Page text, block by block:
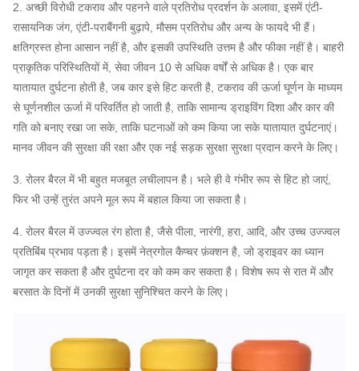
2. अच्छी विरोधी टकराव और पहनने वाले प्रतिरोध प्रदर्शन के अलावा, इसमें एंटी-
रासायनिक जंग, एंटी-पराबैंगनी बुढ़ापे, मौसम प्रतिरोध और अन्य के फायदे भी हैं।
क्षतिग्रस्त होना आसान नहीं है, और इसकी उपस्थिति उत्तम है और फीका नहीं है। बाहरी
प्राकृतिक परिस्थितियों में, सेवा जीवन 10 से अधिक वर्षों से अधिक है। एक बार
यातायात दुर्घटना होती है, जब कार इसे हिट करती है, टकराव की ऊर्जा घूर्णन के माध्यम
से घूर्णनशील ऊर्जा में परिवर्तित हो जाती है, ताकि सामान्य ड्राइविंग दिशा और कार की
गति को बनाए रखा जा सके, ताकि घटनाओं को कम किया जा सके यातायात दुर्घटनाएं।
मानव जीवन की सुरक्षा की रक्षा और एक नई सड़क सुरक्षा सुरक्षा प्रदान करने के लिए।
3. रोलर बैरल में भी बहुत मजबूत लचीलापन है। भले ही वे गंभीर रूप से हिट हो जाएं,
फिर भी उन्हें तुरंत अपने मूल रूप में बहाल किया जा सकता है।
4. रोलर बैरल में उज्ज्वल रंग होता है, जैसे पीला, नारंगी, हरा, आदि, और उच्च उज्ज्वल
प्रतिबिंब प्रभाव पड़ता है। इसमें नेत्रगोल कैप्चर फ़ंक्शन है, जो ड्राइवर का ध्यान
जागृत कर सकता है और दुर्घटना दर को कम कर सकता है। विशेष रूप से रात में और
बरसात के दिनों में उनकी सुरक्षा सुनिश्चित करने के लिए।